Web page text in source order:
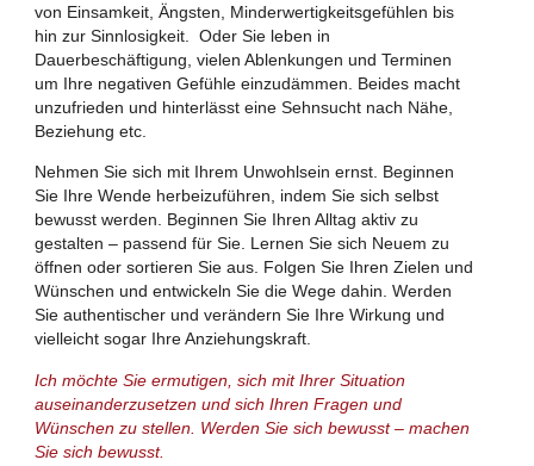
von Einsamkeit, Ängsten, Minderwertigkeitsgefühlen bis
hin zur Sinnlosigkeit. Oder Sie leben in
Dauerbeschäftigung, vielen Ablenkungen und Terminen
um Ihre negativen Gefühle einzudämmen. Beides macht
unzufrieden und hinterlässt eine Sehnsucht nach Nähe,
Beziehung etc.
Nehmen Sie sich mit Ihrem Unwohlsein ernst. Beginnen
Sie Ihre Wende herbeizuführen, indem Sie sich selbst
bewusst werden. Beginnen Sie Ihren Alltag aktiv zu
gestalten – passend für Sie. Lernen Sie sich Neuem zu
öffnen oder sortieren Sie aus. Folgen Sie Ihren Zielen und
Wünschen und entwickeln Sie die Wege dahin. Werden
Sie authentischer und verändern Sie Ihre Wirkung und
vielleicht sogar Ihre Anziehungskraft.
Ich möchte Sie ermutigen, sich mit Ihrer Situation
auseinanderzusetzen und sich Ihren Fragen und
Wünschen zu stellen. Werden Sie sich bewusst – machen
Sie sich bewusst.